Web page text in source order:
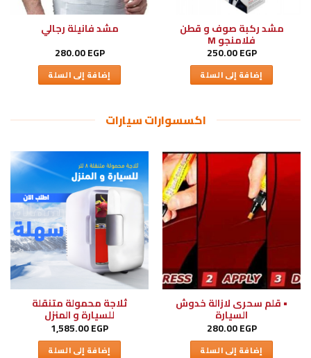
مشد ركبة صوف و قطن
فلامنجو M
250.00EGP
إضافة إلى السلة
مشد فانيلة رجالي
280.00EGP
إضافة إلى السلة
اكسسوارات سيارات
• قلم سحرى لازالة خدوش
السيارة
280.00EGP
إضافة إلى السلة
ثلاجة محمولة متنقلة
للسيارة و المنزل
1,585.00EGP
إضافة إلى السلة